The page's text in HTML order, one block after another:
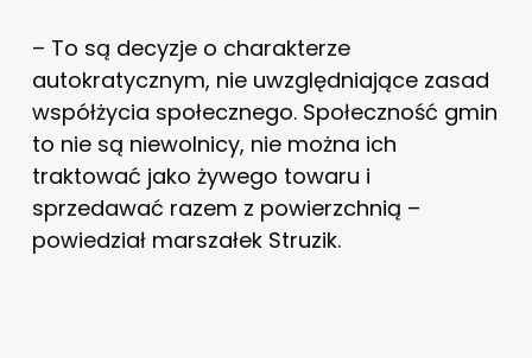
– To są decyzje o charakterze
autokratycznym, nie uwzględniające zasad
współżycia społecznego. Społeczność gmin
to nie są niewolnicy, nie można ich
traktować jako żywego towaru i
sprzedawać razem z powierzchnią –
powiedział marszałek Struzik.